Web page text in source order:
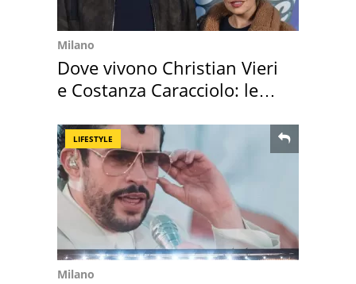
Milano
Dove vivono Christian Vieri
e Costanza Caracciolo: le
LIFESTYLE
Milano